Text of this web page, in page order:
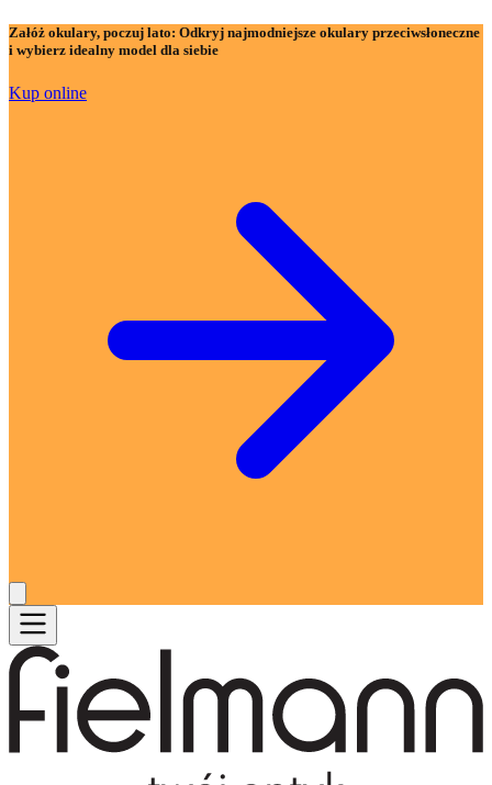
Załóż okulary, poczuj lato: Odkryj najmodniejsze okulary przeciwsłoneczne
i wybierz idealny model dla siebie
Kup online